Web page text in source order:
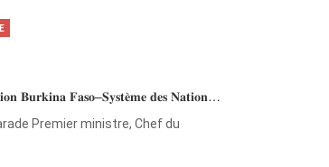
𝐁𝐮𝐫𝐤𝐢𝐧𝐚 𝐅𝐚𝐬𝐨–𝐒𝐲𝐬𝐭𝐞̀𝐦𝐞 𝐝𝐞𝐬 𝐍𝐚𝐭𝐢𝐨𝐧…
Premier ministre, Chef du